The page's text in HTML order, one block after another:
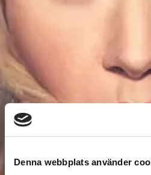
Denna webbplats använder